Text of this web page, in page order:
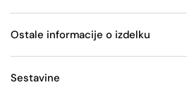
Ostale informacije o izdelku
Sestavine